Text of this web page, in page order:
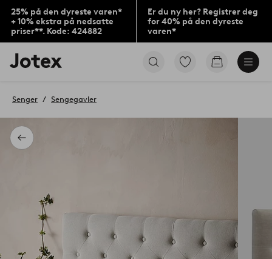
25% på den dyreste varen*
+ 10% ekstra på nedsatte
priser**. Kode: 424882
Er du ny her? Registrer deg
for 40% på den dyreste
varen*
Jotex’
logo
til
Gå
Gå
Tilbake
Senger Sengegavler